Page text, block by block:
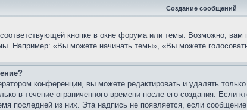
Создание сообщений
кнопке в окне форума или темы. Возможно, вам
Например: «Вы можете начинать темы», «Вы можете
конференции, вы можете редактировать и удалять
в течение ограниченного времени после его создания. Если
последней из них. Эта надпись не появляется, если